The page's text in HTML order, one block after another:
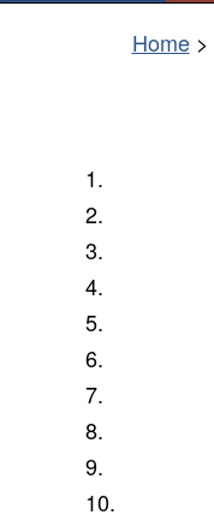
Home
1.
2.
3.
4.
5.
6.
7.
8.
9.
10.